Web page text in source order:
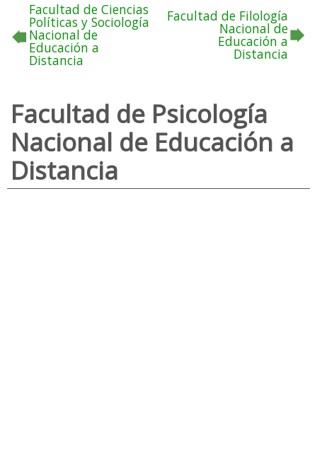
Facultad de Ciencias
Políticas y Sociología
Nacional de
Educación a
Distancia
Facultad de Filología
Nacional de
Educación a
Distancia
Facultad de Psicología
Nacional de Educación a
Distancia